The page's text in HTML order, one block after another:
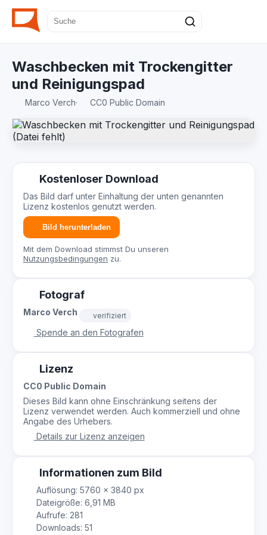
Waschbecken mit Trockengitter
und Reinigungspad
Marco Verch· CC0 Public Domain
Kostenloser Download
Das Bild darf unter Einhaltung der unten genannten
Lizenz kostenlos genutzt werden.
Bild herunterladen
Mit dem Download stimmst Du unseren
Nutzungsbedingungen zu.
Fotograf
Marco Verch verifiziert
Spende an den Fotografen
Lizenz
CC0 Public Domain
Dieses Bild kann ohne Einschränkung seitens der
Lizenz verwendet werden. Auch kommerziell und ohne
Angabe des Urhebers.
Details zur Lizenz anzeigen
Informationen zum Bild
Auflösung: 5760 × 3840 px
Dateigröße: 6,91 MB
Aufrufe: 281
Downloads: 51